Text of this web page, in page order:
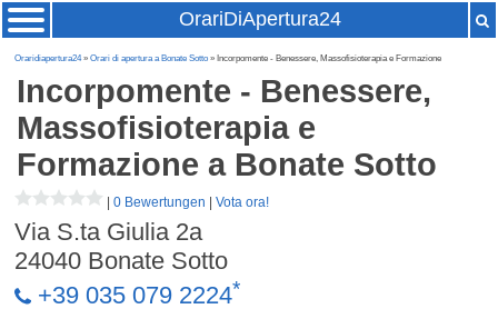
OrariDiApertura24
Oraridiapertura24»Orari di apertura a Bonate Sotto » Incorpomente - Benessere, Massofisioterapia e Formazione
Incorpomente - Benessere,
Massofisioterapia e
Formazione a Bonate Sotto
|0 Bewertungen |Vota ora!
Via S.ta Giulia 2a
24040 Bonate Sotto
+39 035 079 2224*